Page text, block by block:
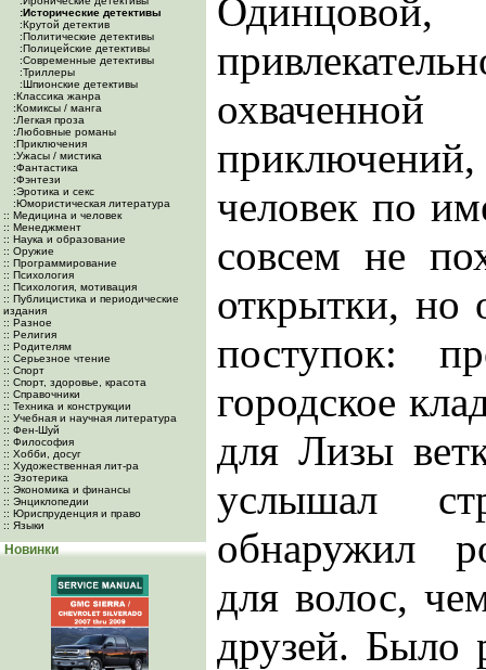
:Исторические детективы
:Крутой детектив
:Политические детективы
:Полицейские детективы
:Современные детективы
:Триллеры
:Шпионские детективы
:Классика жанра
:Комиксы / манга
:Легкая проза
:Любовные романы
:Приключения
:Ужасы / мистика
:Фантастика
:Фэнтези
:Эротика и секс
:Юмористическая литература
:: Медицина и человек
:: Менеджмент
:: Наука и образование
:: Оружие
:: Программирование
:: Психология
:: Психология, мотивация
:: Публицистика и периодические
издания
:: Разное
:: Религия
:: Родителям
:: Серьезное чтение
:: Спорт
:: Спорт, здоровье, красота
:: Справочники
:: Техника и конструкции
:: Учебная и научная литература
:: Фен-Шуй
:: Философия
:: Хобби, досуг
:: Художественная лит-ра
:: Эзотерика
:: Экономика и финансы
:: Энциклопедии
:: Юриспруденция и право
:: Языки
Новинки
приключений,
человек по
совсем не
открытки, но
поступок:
городское
для Лизы
услышал
обнаружил
для волос,
друзей. Было